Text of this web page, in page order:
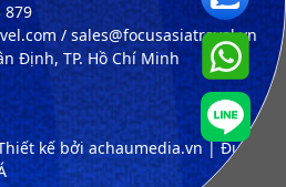
879
/ sales@focusasiatravel.vn
Định, TP. Hồ Chí Minh
kế bởi achaumedia.vn | Được